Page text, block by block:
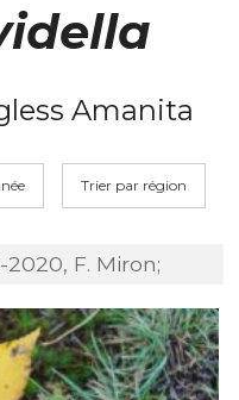
Amanita
Trier par région
F. Miron;